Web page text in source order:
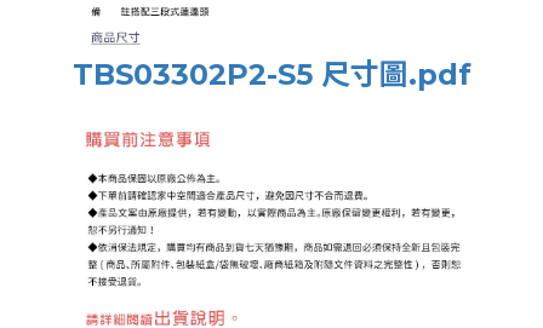
TBS03302P2-S5 尺寸圖.pdf